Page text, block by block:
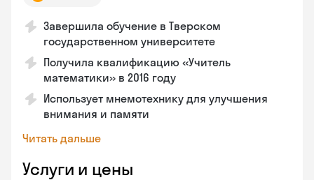
Завершила обучение в Тверском
государственном университете
Получила квалификацию «Учитель
математики» в 2016 году
Использует мнемотехнику для улучшения
внимания и памяти
Читать дальше
Услуги и цены